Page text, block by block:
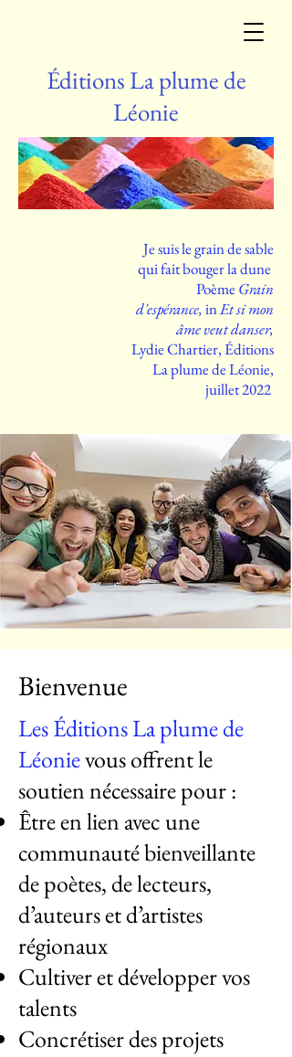
Éditions La plume de
Léonie
Je suis le grain de sable
qui fait bouger la dune
Poème Grain
d'espérance, inEt si mon
âme veut danser,
Lydie Chartier, Éditions
La plume de Léonie,
juillet 2022
Bienvenue
Les Éditions La plume de
Léonievous offrent le
soutien nécessaire pour :​
Être en lien avec une
communauté bienveillante
de poètes, de lecteurs,
d’auteurs et d’artistes
régionaux
Cultiver et développer vos
talents
Concrétiser des projets